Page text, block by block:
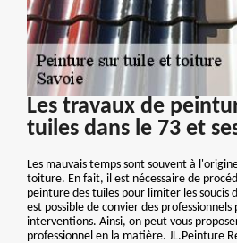
Les travaux de
tuiles dans le 73 et
Les mauvais temps sont souvent à
toiture. En fait, il est nécessaire de
peinture des tuiles pour limiter les soucis
est possible de convier des professionnels
interventions. Ainsi, on peut vous
professionnel en la matière. JL.Peinture